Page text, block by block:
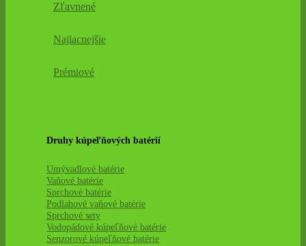
Zľavnené
Najlacnejšie
Prémiové
Druhy kúpeľňových batérií
Umývadlové batérie
Vaňové batérie
Sprchové batérie
Podlahové vaňové batérie
Sprchové sety
Vodopádové kúpeľňové batérie
Senzorové kúpeľňové batérie